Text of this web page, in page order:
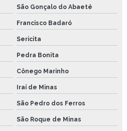
São Gonçalo do Abaeté
Francisco Badaró
Sericita
Pedra Bonita
Cônego Marinho
Iraí de Minas
São Pedro dos Ferros
São Roque de Minas